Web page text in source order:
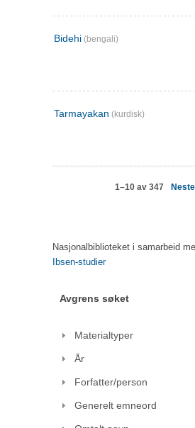
Bidehi (bengali)
Tarmayakan (kurdisk)
1–10 av 347 Neste
Nasjonalbiblioteket i samarbeid
Ibsen-studier
Avgrens søket
Materialtyper
År
Forfatter/person
Generelt emneord